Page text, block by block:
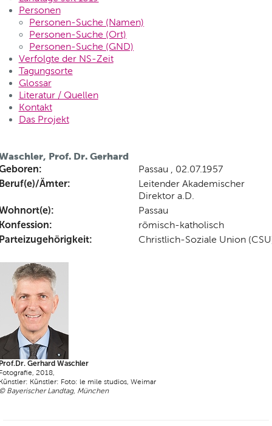
Personen
Personen-Suche (Namen)
Personen-Suche (Ort)
Personen-Suche (GND)
Verfolgte der NS-Zeit
Tagungsorte
Glossar
Literatur / Quellen
Kontakt
Das Projekt
Prof. Dr. Gerhard
Passau , 02.07.1957
Ämter:
Leitender Akademischer
Direktor a.D.
Passau
römisch-katholisch
Christlich-Soziale Union
Gerhard Waschler
2018,
Künstler: Foto: le mile studios, Weimar
Bayerischer Landtag, München